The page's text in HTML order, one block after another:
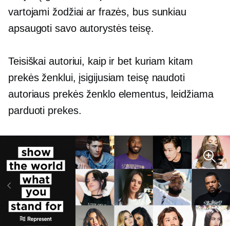
vartojami žodžiai ar frazės, bus sunkiau
apsaugoti savo autorystės teisę.
Teisiškai autoriui, kaip ir bet kuriam kitam
prekės ženklui, įsigijusiam teisę naudoti
autoriaus prekės ženklo elementus, leidžiama
parduoti prekes.